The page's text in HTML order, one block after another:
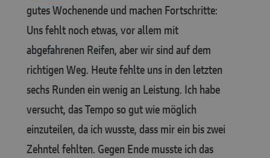
gutes Wochenende und machen Fortschritte:
Uns fehlt noch etwas, vor allem mit
abgefahrenen Reifen, aber wir sind auf dem
richtigen Weg. Heute fehlte uns in den letzten
sechs Runden ein wenig an Leistung. Ich habe
versucht, das Tempo so gut wie möglich
einzuteilen, da ich wusste, dass mir ein bis zwei
Zehntel fehlten. Gegen Ende musste ich das